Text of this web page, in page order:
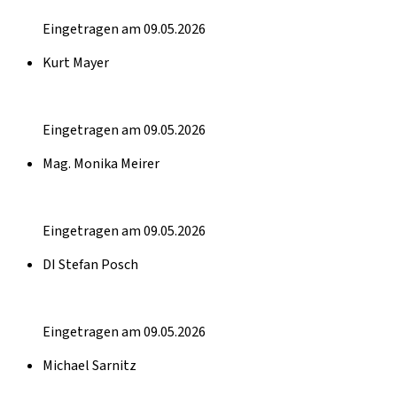
Eingetragen am 09.05.2026
Kurt Mayer
Eingetragen am 09.05.2026
Mag. Monika Meirer
Eingetragen am 09.05.2026
DI Stefan Posch
Eingetragen am 09.05.2026
Michael Sarnitz